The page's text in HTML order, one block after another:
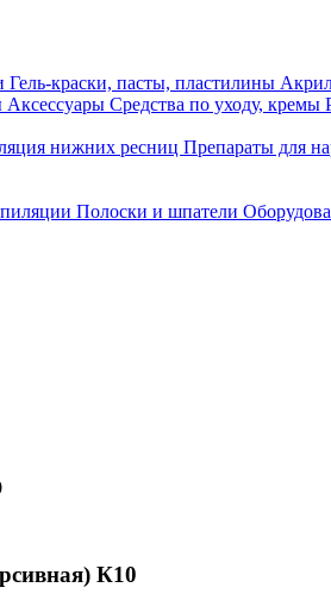
Гель-краски, пасты, пластилины
Аксессуары Средства по уходу, кремы
нижних ресниц Препараты для
Полоски и шпатели
К10